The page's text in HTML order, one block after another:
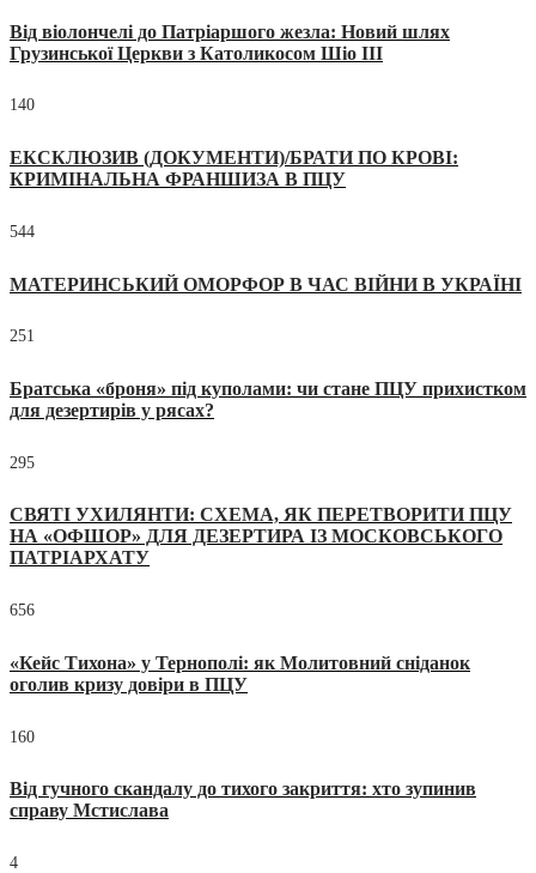
Від віолончелі до Патріаршого жезла: Новий шлях
Грузинської Церкви з Католикосом Шіо III
140
ЕКСКЛЮЗИВ (ДОКУМЕНТИ)/БРАТИ ПО КРОВІ:
КРИМІНАЛЬНА ФРАНШИЗА В ПЦУ
544
МАТЕРИНСЬКИЙ ОМОРФОР В ЧАС ВІЙНИ В УКРАЇНІ
251
Братська «броня» під куполами: чи стане ПЦУ прихистком
для дезертирів у рясах?
295
СВЯТІ УХИЛЯНТИ: СХЕМА, ЯК ПЕРЕТВОРИТИ ПЦУ
НА «ОФШОР» ДЛЯ ДЕЗЕРТИРА ІЗ МОСКОВСЬКОГО
ПАТРІАРХАТУ
656
«Кейс Тихона» у Тернополі: як Молитовний сніданок
оголив кризу довіри в ПЦУ
160
Від гучного скандалу до тихого закриття: хто зупинив
справу Мстислава
4